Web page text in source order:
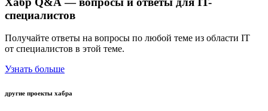
специалистов
Получайте ответы на вопросы по любой теме из области IT
от специалистов в этой теме.
Узнать больше
другие проекты хабра